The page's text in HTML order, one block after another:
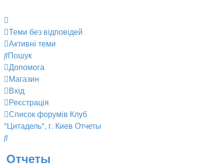
Теми без відповідей
Активні теми
Пошук
Допомога
Магазин
Вхід
Реєстрація
Список форумів Клуб
"Цитадель", г. Киев Отчеты
Пошук
Отчеты